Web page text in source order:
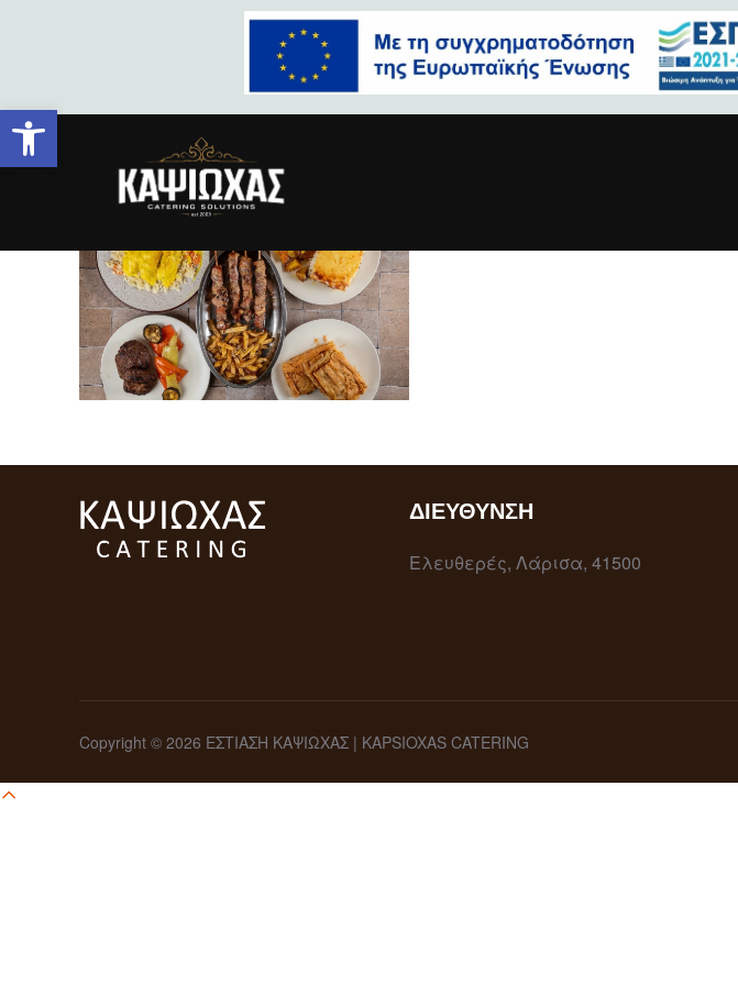
Screenshot
ΔΙΕΎΘΥΝΣΗ
Ελευθερές, Λάρισα, 41500
Copyright © 2026 ΕΣΤΙΑΣΗ ΚΑΨΙΩΧΑΣ | KAPSIOXAS CATERING
Ανοίξτε τη γραμμή εργαλείων